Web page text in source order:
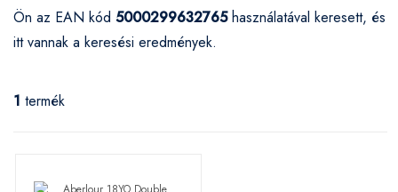
Ön az EAN kód 5000299632765használatával keresett, és
itt vannak a keresési eredmények.
1 termék